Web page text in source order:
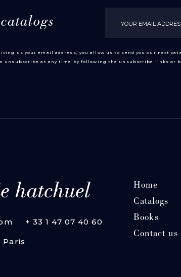
us your email address, you allow us to send you our next
unsubscribe at any time by following the unsubscribe links or
+ 33 1 47 07 40 60
Home
Catalogs
Books
Contact us